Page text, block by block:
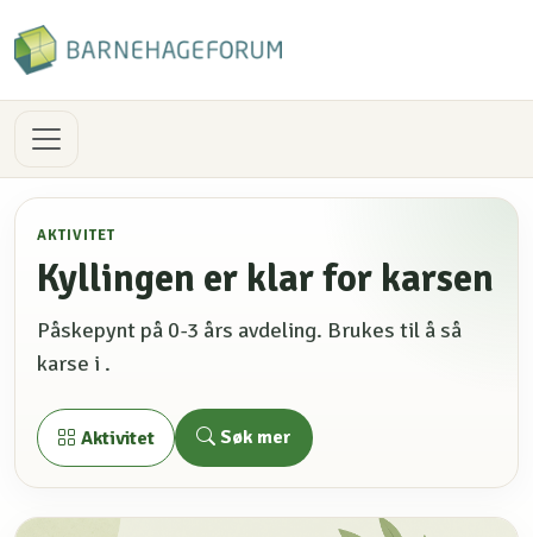
AKTIVITET
Kyllingen er klar for karsen
Påskepynt på 0-3 års avdeling. Brukes til å så
karse i .
Aktivitet Søk mer